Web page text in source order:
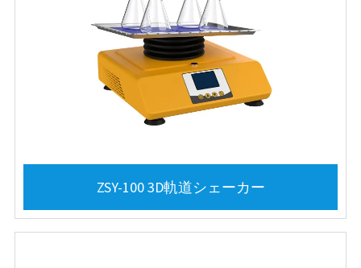
ZSY-100 3D軌道シェーカー